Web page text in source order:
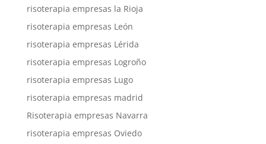
risoterapia empresas la Rioja
risoterapia empresas León
risoterapia empresas Lérida
risoterapia empresas Logroño
risoterapia empresas Lugo
risoterapia empresas madrid
Risoterapia empresas Navarra
risoterapia empresas Oviedo